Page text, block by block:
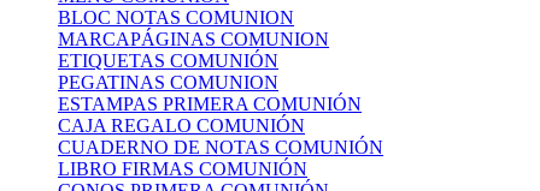
BLOC NOTAS COMUNION
MARCAPÁGINAS COMUNION
ETIQUETAS COMUNIÓN
PEGATINAS COMUNION
ESTAMPAS PRIMERA COMUNIÓN
CAJA REGALO COMUNIÓN
CUADERNO DE NOTAS COMUNIÓN
LIBRO FIRMAS COMUNIÓN